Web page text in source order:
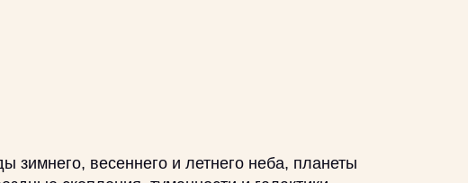
зимнего, весеннего и летнего неба, планеты